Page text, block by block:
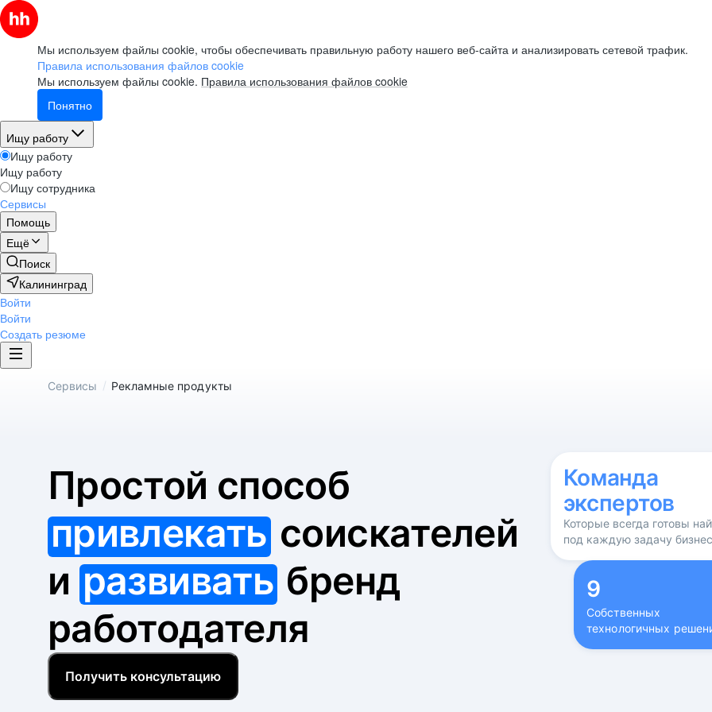
Мы используем файлы cookie, чтобы обеспечивать правильную работу нашего веб-сайта и анализировать сетевой трафик.
Правила использования файлов cookie
Мы используем файлы cookie. Правила использования файлов cookie
Понятно
Ищу работу
Ищу работу
Ищу работу
Ищу сотрудника
Сервисы
Помощь
Ещё
Поиск
Калининград
Войти
Войти
Создать резюме
Сервисы / Рекламные продукты
Простой способ
привлекатьсоискателей
и развивать бренд
работодателя
Получить консультацию
Команда
экспертов
Которые всегда готовы
под каждую задачу
9
Собственных
технологичных